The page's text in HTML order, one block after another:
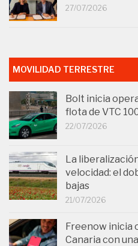
27/07/2026
MOVILIDAD TERRESTRE
Bolt inicia
flota de VTC
22/07/2026
La
velocidad: el
bajas
21/07/2026
Freenow inicia
Canaria con